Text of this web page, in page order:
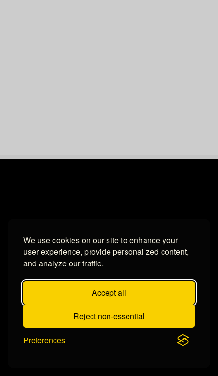
We use cookies on our site to enhance your
user experience, provide personalized content,
and analyze our traffic.
Accept all
Reject non-essential
Preferences